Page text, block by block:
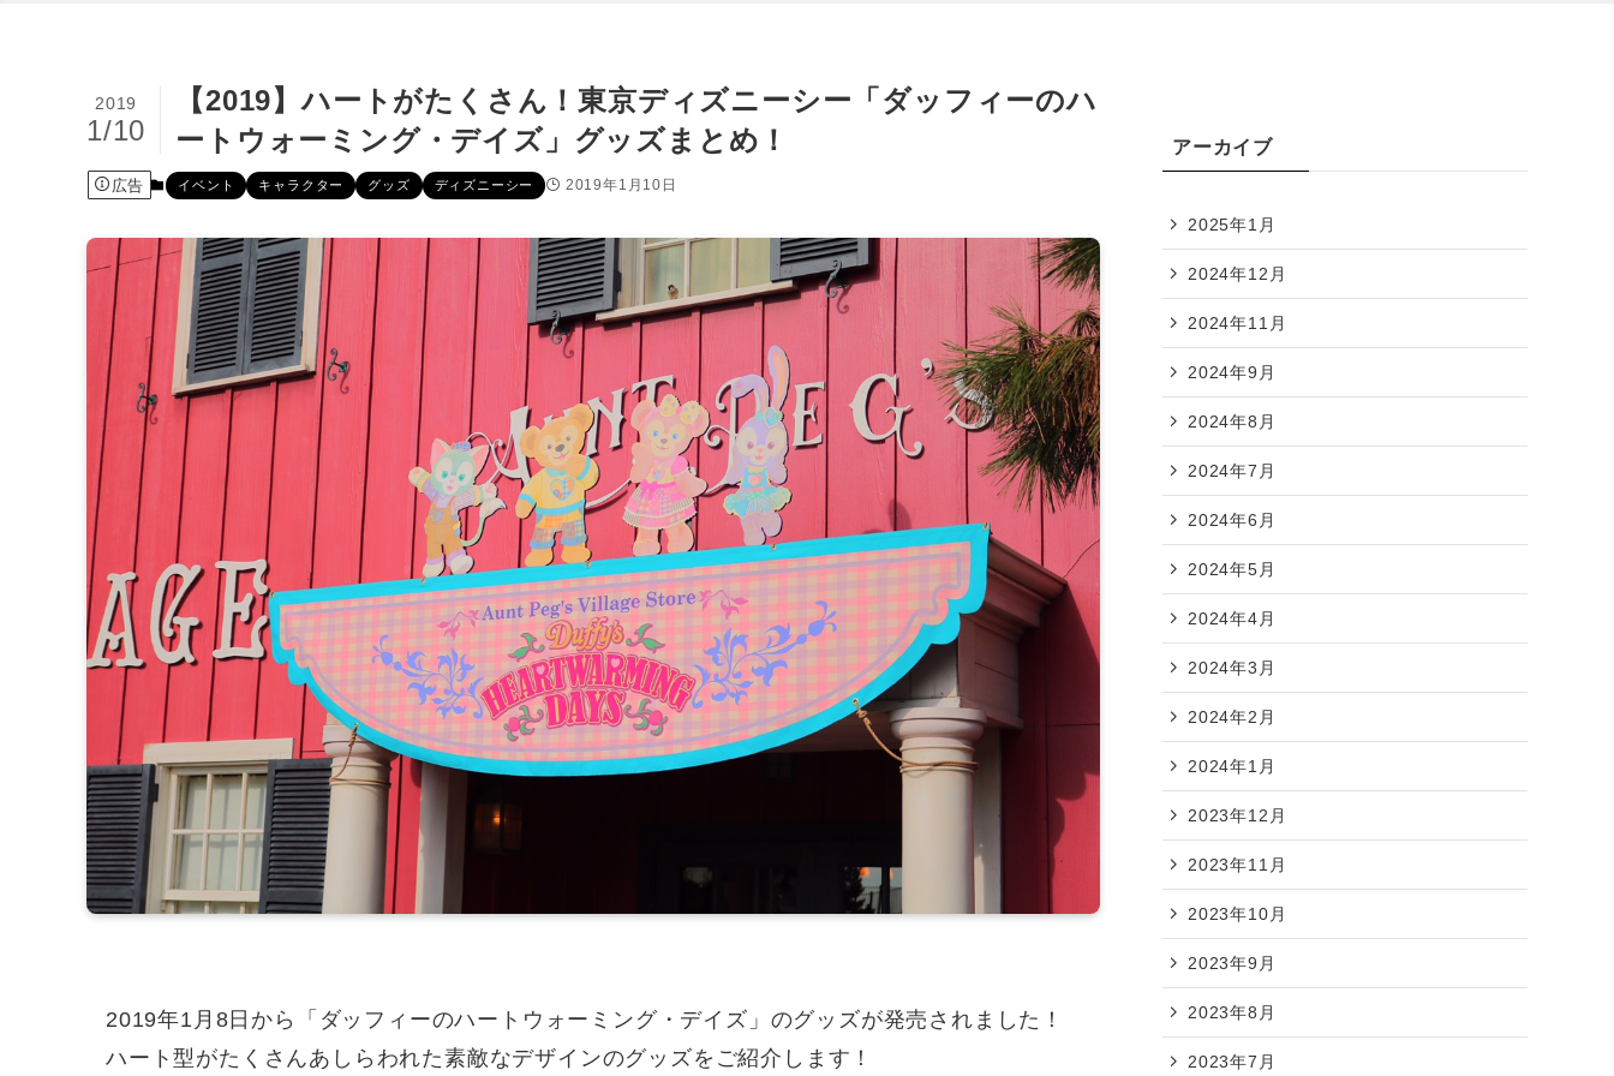
【2019】ハートがたくさん！東京ディズニーシー「ダッフィーのハ
ートウォーミング・デイズ」グッズまとめ！
2019
1/10
広告 イベント キャラクター グッズ ディズニーシー 2019年1月10日
2019年1月8日から「ダッフィーのハートウォーミング・デイズ」のグッズが発売されました！
ハート型がたくさんあしらわれた素敵なデザインのグッズをご紹介します！
アーカイブ
2025年1月
2024年12月
2024年11月
2024年9月
2024年8月
2024年7月
2024年6月
2024年5月
2024年4月
2024年3月
2024年2月
2024年1月
2023年12月
2023年11月
2023年10月
2023年9月
2023年8月
2023年7月